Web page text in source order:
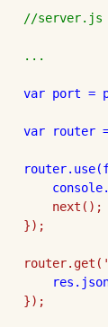
//server.js
...
var port =
var router
router.use(
    next();
});
router.get(
});